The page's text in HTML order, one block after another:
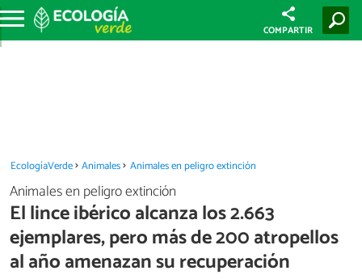
COMPARTIR
EcologíaVerde Animales Animales en peligro extinción
Animales en peligro extinción
El lince ibérico alcanza los 2.663
ejemplares, pero más de 200 atropellos
al año amenazan su recuperación